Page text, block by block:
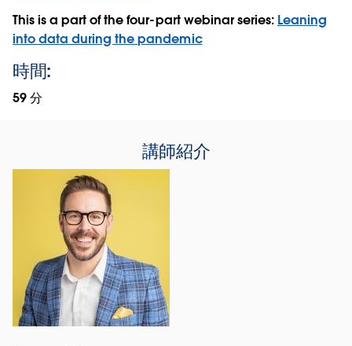
This is a part of the four-part webinar series: Leaning
into data during the pandemic
時間:
59 分
講師紹介